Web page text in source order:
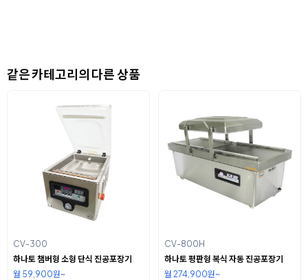
같은 카테고리의 다른 상품
CV-300
하나토 챔버형 소형 단식 진공포장기
월 59,900원~
CV-800H
하나토 평판형 복식 자동 진공포장기
월 274,900원~